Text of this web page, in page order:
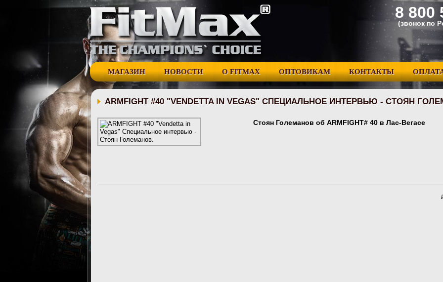
8 800
(звонок по
МАГАЗИН НОВОСТИ О FITMAX ОПТОВИКАМ КОНТАКТЫ
ARMFIGHT #40 "VENDETTA IN VEGAS" СПЕЦИАЛЬНОЕ ИНТЕРВЬЮ - СТОЯН
Стоян Големанов oб ARMFIGHT# 40 в Лас-Вегасе